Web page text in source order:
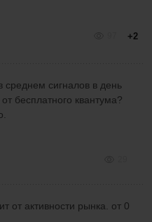
+2
среднем сигналов в день
бесплатного квантума?
от активности рынка. от 0